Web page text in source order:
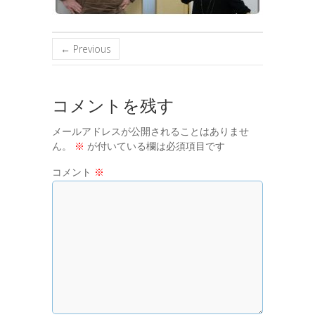
← Previous
コメントを残す
メールアドレスが公開されることはありませ
ん。
※ が付いている欄は必須項目です
コメント ※